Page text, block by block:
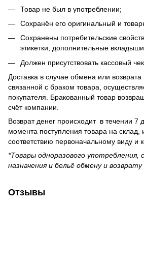
Товар не был в употреблении;
Сохранён его оригинальный и
Сохранены потребительские
этикетки, дополнительные
Должен присутствовать кассовый
Доставка в случае обмена или
связанной с браком товара,
покупателя. Бракованный товар
счёт компании.
Возврат денег происходит в течении 7
момента поступления товара на склад,
соответствию первоначальному виду и
*Товары одноразового употребления,
назначения и бельё обмену и
Отзывы